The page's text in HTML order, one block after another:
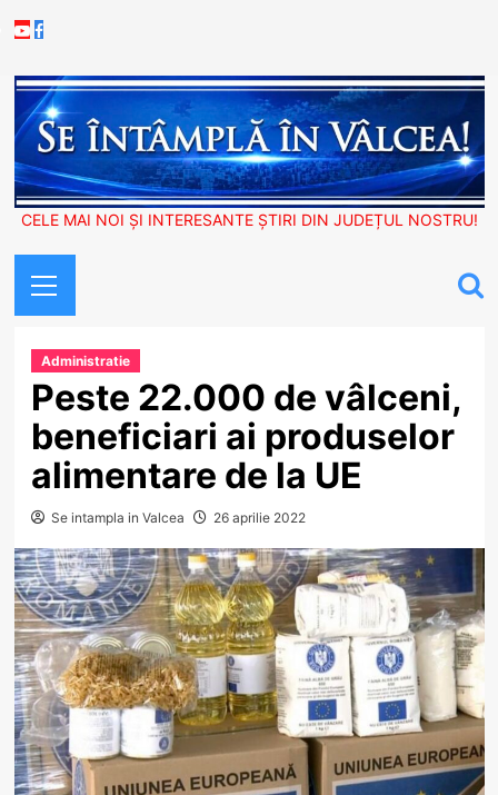
to
Youtube
Facebook
CELE MAI NOI ȘI INTERESANTE ȘTIRI DIN JUDEȚUL NOSTRU!
Menu
Administratie
Peste 22.000 de vâlceni,
beneficiari ai produselor
alimentare de la UE
Se intampla in Valcea 26 aprilie 2022